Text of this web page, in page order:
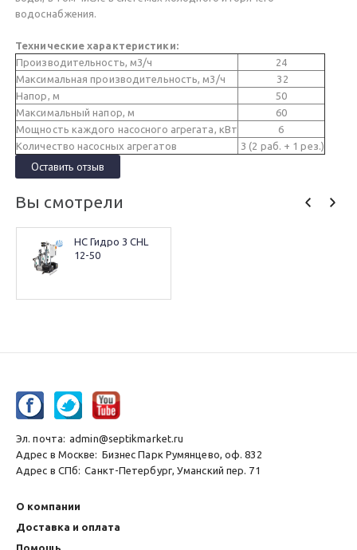
водоснабжения.
Технические характеристики:
Производительность, м3/ч
24
Максимальная производительность, м3/ч
32
Напор, м
50
Максимальный напор, м
60
Мощность каждого насосного агрегата, кВт
6
Количество насосных агрегатов
3 (2 раб. + 1 рез.)
Оставить отзыв
Вы смотрели
НС Гидро 3 CHL
12-50
Эл. почта: admin@septikmarket.ru
Адрес в Москве: Бизнес Парк Румянцево, оф. 832
Адрес в СПб: Санкт-Петербург, Уманский пер. 71
О компании
Доставка и оплата
Помощь